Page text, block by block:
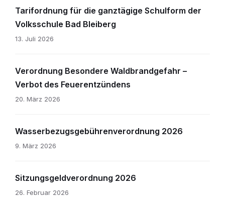
Tarifordnung für die ganztägige Schulform der
Volksschule Bad Bleiberg
13. Juli 2026
Verordnung Besondere Waldbrandgefahr –
Verbot des Feuerentzündens
20. März 2026
Wasserbezugsgebührenverordnung 2026
9. März 2026
Sitzungsgeldverordnung 2026
26. Februar 2026